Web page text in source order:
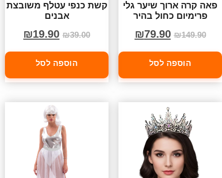
פאה קרה ארוך שיער גלי
פרימיום כחול בהיר
₪149.90
₪79.90
הוספה לסל
קשת כנפי עטלף משובצת
אבנים
₪39.00
₪19.90
הוספה לסל